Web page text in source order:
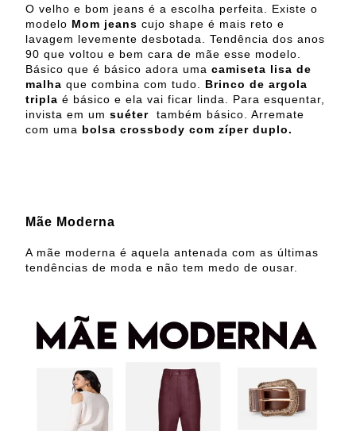
O velho e bom jeans é a escolha perfeita. Existe o
modelo Mom jeans cujo shape é mais reto e
lavagem levemente desbotada. Tendência dos anos
90 que voltou e bem cara de mãe esse modelo.
Básico que é básico adora uma camiseta lisa de
malha que combina com tudo. Brinco de argola
tripla é básico e ela vai ficar linda. Para esquentar,
invista em um suéter
também básico. Arremate
com uma bolsa crossbody com zíper duplo.
Mãe Moderna
A mãe moderna é aquela antenada com as últimas
tendências de moda e não tem medo de ousar.